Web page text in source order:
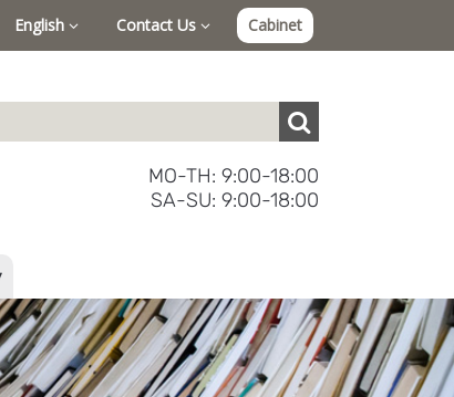
English Contact Us Cabinet
MO-TH: 9:00-18:00
SA-SU: 9:00-18:00